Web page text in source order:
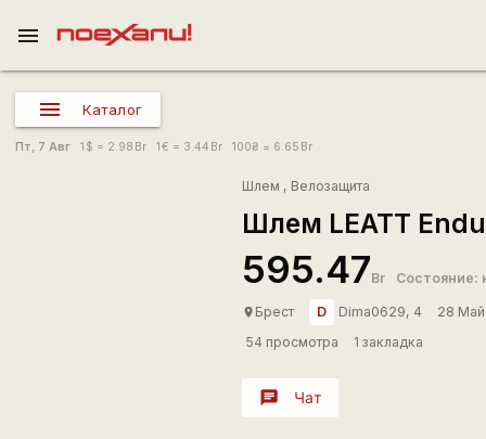
menu
Каталог
Пт, 7 Авг 1 $ = 2.98 Br 1€ = 3.44 Br 100₴ = 6.65 Br
Шлем , Велозащита
Шлем LEATT
595.47Br Состояние:
place Брест D Dima0629, 4
28 Май
54 просмотра
1 закладка
chat Чат